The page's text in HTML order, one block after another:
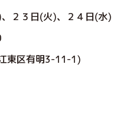
３日(火)、２４日(水)
東区有明3-11-1)